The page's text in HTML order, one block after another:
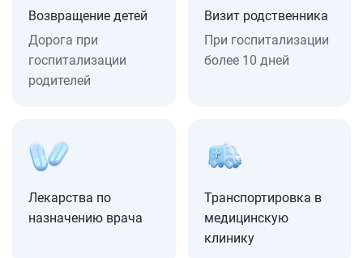
Возвращение детей
Дорога при
госпитализации
родителей
Визит родственника
При госпитализации
более 10 дней
Лекарства по
назначению врача
Транспортировка в
медицинскую
клинику